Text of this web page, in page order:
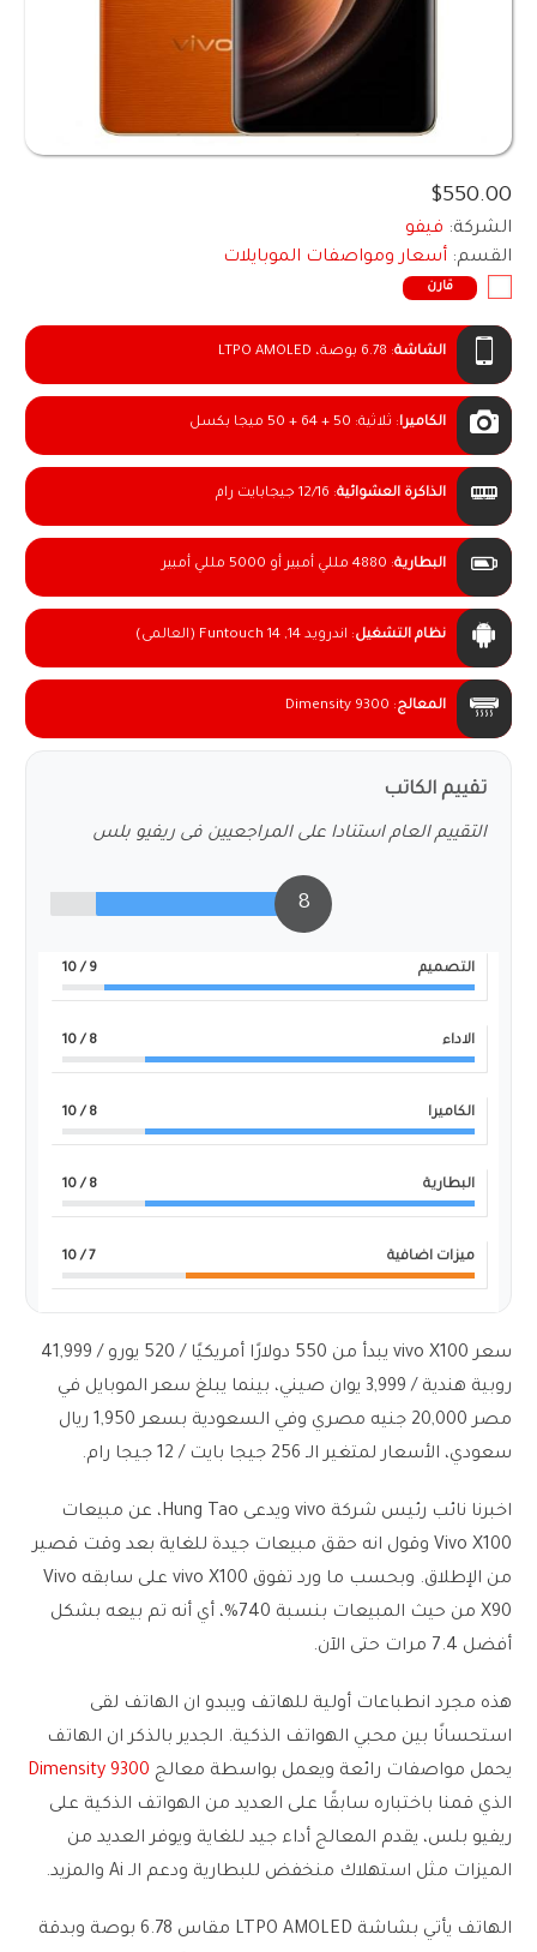
$550.00
الشركة: فيفو
القسم: أسعار ومواصفات الموبايلات
قارن
الشاشة: 6.78 بوصة، LTPO AMOLED
الكاميرا: ثلاثية: 50 + 64 + 50 ميجا بكسل
الذاكرة العشوائية: 12/16 جيجابايت رام
البطارية: 4880 مللي أمبير أو 5000 مللي أمبير
نظام التشغيل: اندرويد 14, Funtouch 14 (العالمى)
المعالج:
Dimensity 9300
تقييم الكاتب
التقييم العام استنادا على المراجعيين فى ريفيو بلس
8
التصميم 9
/ 10
الاداء 8
/ 10
الكاميرا 8
/ 10
البطارية 8
/ 10
ميزات اضافية 7
/ 10
سعر vivo X100 يبدأ من 550 دولارًا أمريكيًا / 520 يورو / 41,999
روبية هندية / 3,999 يوان صيني، بينما يبلغ سعر الموبايل في
مصر 20,000 جنيه مصري وفي السعودية بسعر 1,950 ريال
سعودي، الأسعار لمتغير الـ 256 جيجا بايت / 12 جيجا رام.
اخبرنا نائب رئيس شركة vivo ويدعى Hung Tao، عن مبيعات
Vivo X100 وقول انه حقق مبيعات جيدة للغاية بعد وقت قصير
من الإطلاق. وبحسب ما ورد تفوق vivo X100 على سابقه Vivo
X90 من حيث المبيعات بنسبة 740%، أي أنه تم بيعه بشكل
أفضل 7.4 مرات حتى الآن.
هذه مجرد انطباعات أولية للهاتف ويبدو ان الهاتف لقى
استحسانًا بين محبي الهواتف الذكية. الجدير بالذكر ان الهاتف
يحمل مواصفات رائعة ويعمل بواسطة معالج Dimensity 9300
الذي قمنا باختباره سابقًا على العديد من الهواتف الذكية على
ريفيو بلس، يقدم المعالج أداء جيد للغاية ويوفر العديد من
الميزات مثل استهلاك منخفض للبطارية ودعم الـ Ai والمزيد.
الهاتف يأتي بشاشة LTPO AMOLED مقاس 6.78 بوصة وبدقة